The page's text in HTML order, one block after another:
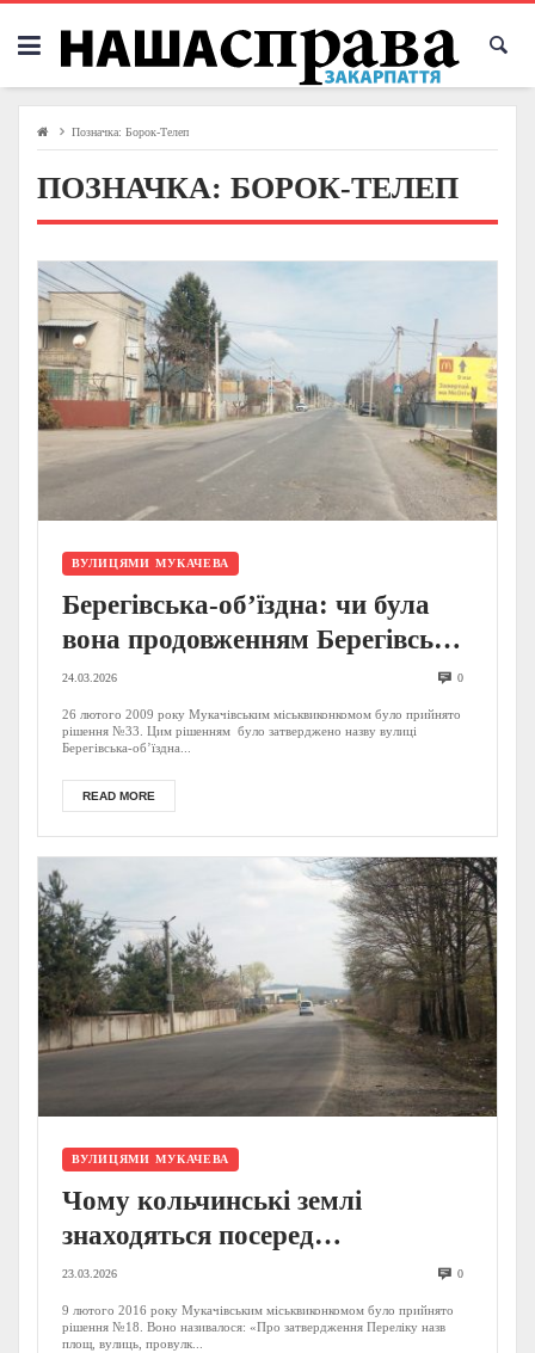
Skip
content
Позначка: Борок-Телеп
ПОЗНАЧКА: БОРОК-ТЕЛЕП
ВУЛИЦЯМИ МУКАЧЕВА
Берегівська-об’їздна: чи була
вона продовженням Берегівської
ще до залізниці?
24.03.2026 0
26 лютого 2009 року Мукачівським міськвиконкомом було прийнято
рішення №33. Цим рішенням було затверджено назву вулиці
Берегівська-об’їздна...
READ MORE
ВУЛИЦЯМИ МУКАЧЕВА
Чому кольчинські землі
знаходяться посеред
Мукачівської громади?
23.03.2026 0
9 лютого 2016 року Мукачівським міськвиконкомом було прийнято
рішення №18. Воно називалося: «Про затвердження Переліку назв
площ, вулиць, провулк...